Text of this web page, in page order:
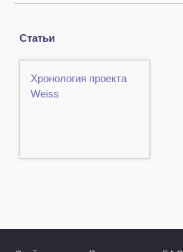
Статьи
Хронология проекта
Weiss